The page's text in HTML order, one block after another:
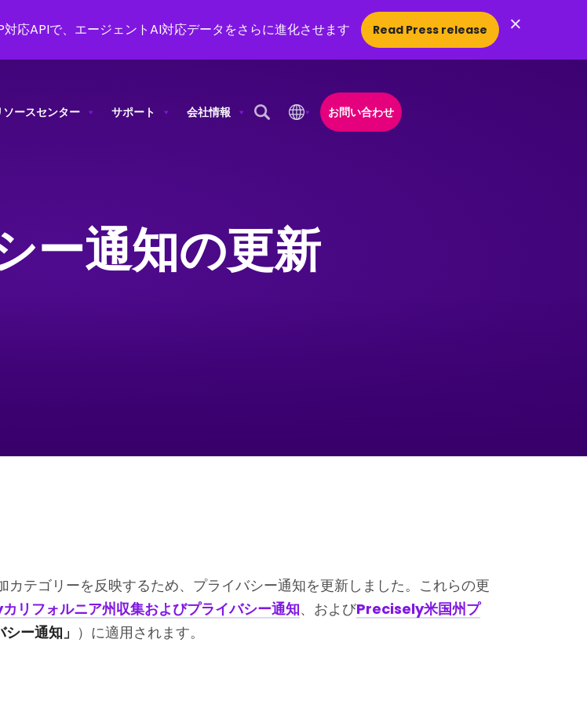
応APIで、エージェントAI対応データをさらに進化させます Read Press release ×
ソースセンター サポート
会社情報
Open Search Popup
お問い合わせ
ー通知の更新
テゴリーを反映するため、プライバシー通知を更新しました。これらの更
リフォルニア州収集およびプライバシー通知、およびPrecisely米国州プ
ー通知」 ）に適用されます。